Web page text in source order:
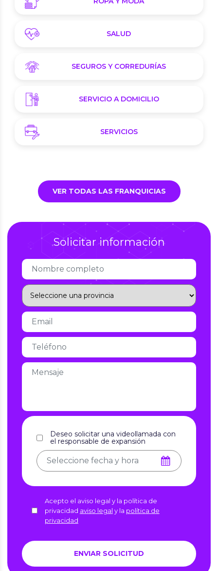
SALUD
SEGUROS Y CORREDURÍAS
SERVICIO A DOMICILIO
SERVICIOS
VER TODAS LAS FRANQUICIAS
Solicitar información
Deseo solicitar una videollamada con
el responsable de expansión
Acepto el aviso legal y la política de
privacidad aviso legal y la política de
privacidad